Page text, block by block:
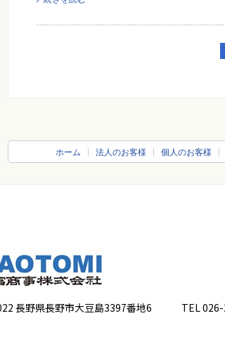
ホーム 法人のお客様 個人のお客様
長野県長野市大豆島3397番地6 TEL 026-